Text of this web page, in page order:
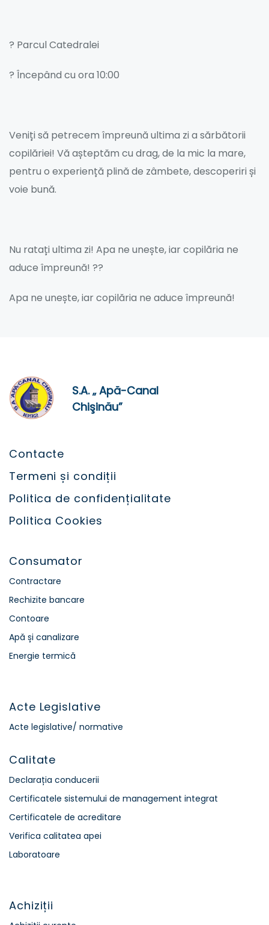
? Parcul Catedralei
? Începând cu ora 10:00
Veniți să petrecem împreună ultima zi a sărbătorii
copilăriei! Vă așteptăm cu drag, de la mic la mare,
pentru o experiență plină de zâmbete, descoperiri și
voie bună.
Nu ratați ultima zi! Apa ne unește, iar copilăria ne
aduce împreună! ??
Apa ne unește, iar copilăria ne aduce împreună!
S.A. „ Apă-Canal
Chişinău”
Contacte
Termeni și condiții
Politica de confidențialitate
Politica Cookies
Consumator
Contractare
Rechizite bancare
Contoare
Apă și canalizare
Energie termică
Acte Legislative
Acte legislative/ normative
Calitate
Declarația conducerii
Certificatele sistemului de management integrat
Certificatele de acreditare
Verifica calitatea apei
Laboratoare
Achiziții